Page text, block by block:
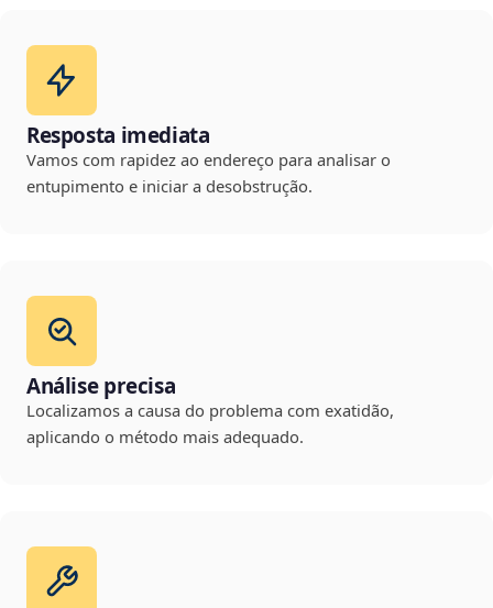
Resposta imediata
Vamos com rapidez ao endereço para analisar o
entupimento e iniciar a desobstrução.
Análise precisa
Localizamos a causa do problema com exatidão,
aplicando o método mais adequado.